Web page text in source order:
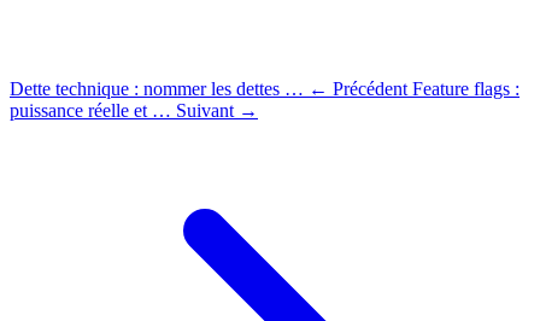
Dette technique : nommer les dettes … ← Précédent Feature flags :
puissance réelle et … Suivant →